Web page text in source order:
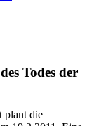
Todes der
plant die